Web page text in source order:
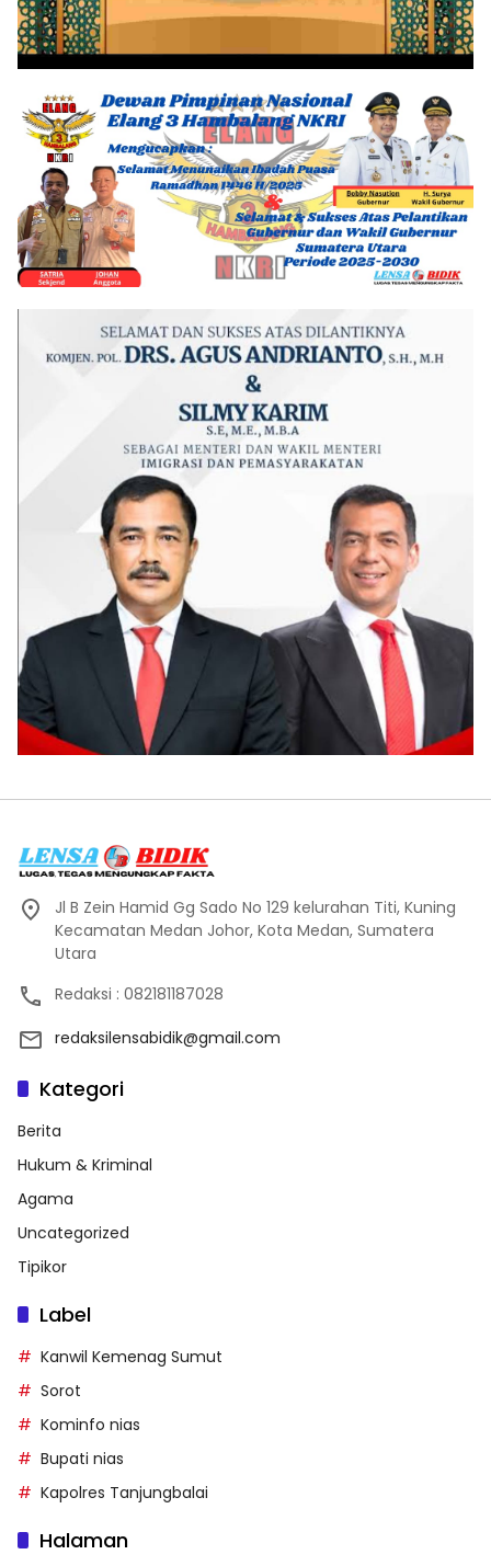
Jl B Zein Hamid Gg Sado No 129 kelurahan Titi, Kuning
Kecamatan Medan Johor, Kota Medan, Sumatera
Utara
Redaksi : 082181187028
redaksilensabidik@gmail.com
Kategori
Berita
Hukum & Kriminal
Agama
Uncategorized
Tipikor
Label
Kanwil Kemenag Sumut
Sorot
Kominfo nias
Bupati nias
Kapolres Tanjungbalai
Halaman